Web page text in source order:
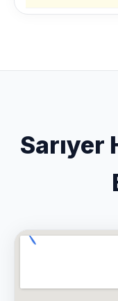
Sarıyer